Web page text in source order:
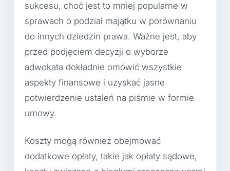
sukcesu, choć jest to mniej popularne w
sprawach o podział majątku w porównaniu
do innych dziedzin prawa. Ważne jest, aby
przed podjęciem decyzji o wyborze
adwokata dokładnie omówić wszystkie
aspekty finansowe i uzyskać jasne
potwierdzenie ustaleń na piśmie w formie
umowy.
Koszty mogą również obejmować
dodatkowe opłaty, takie jak opłaty sądowe,